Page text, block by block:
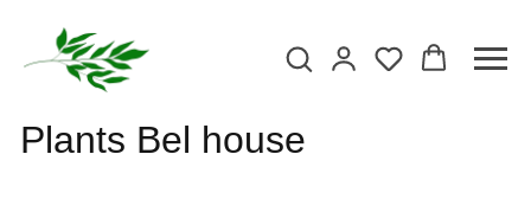
Plants Bel house